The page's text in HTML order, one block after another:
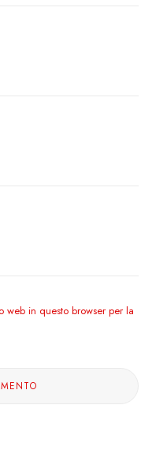
web in questo browser per la